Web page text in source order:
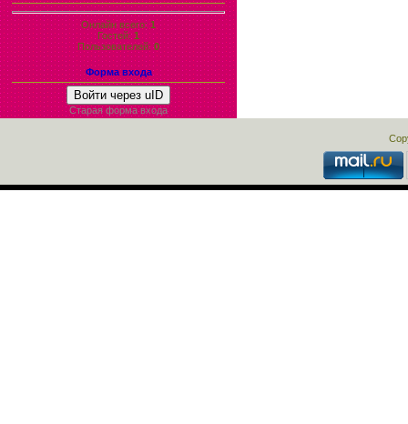
Онлайн всего:1
Гостей:1
Пользователей:0
Форма входа
Войти через uID
Старая форма входа